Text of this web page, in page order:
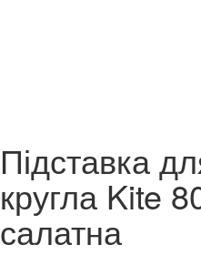
Підставка
кругла Kite
салатна